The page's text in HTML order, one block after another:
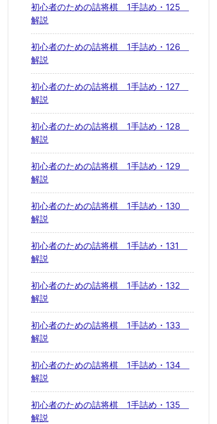
初心者のための詰将棋 1手詰め・125
解説
初心者のための詰将棋 1手詰め・126
解説
初心者のための詰将棋 1手詰め・127
解説
初心者のための詰将棋 1手詰め・128
解説
初心者のための詰将棋 1手詰め・129
解説
初心者のための詰将棋 1手詰め・130
解説
初心者のための詰将棋 1手詰め・131
解説
初心者のための詰将棋 1手詰め・132
解説
初心者のための詰将棋 1手詰め・133
解説
初心者のための詰将棋 1手詰め・134
解説
初心者のための詰将棋 1手詰め・135
解説